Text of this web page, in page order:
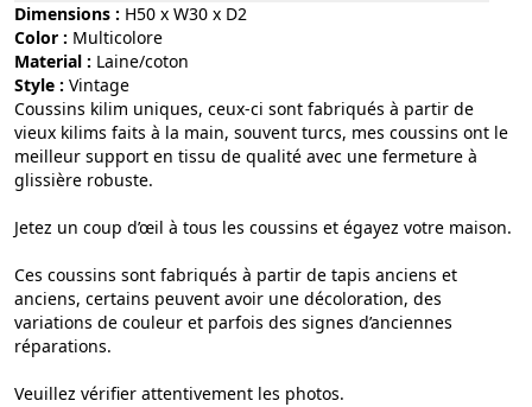
Dimensions : H50 x W30 x D2
Color :
multicolore
Material :
laine/coton
Style :
vintage
Coussins kilim uniques, ceux-ci sont fabriqués à partir de
vieux kilims faits à la main, souvent turcs, mes coussins ont le
meilleur support en tissu de qualité avec une fermeture à
glissière robuste.
Jetez un coup d’œil à tous les coussins et égayez votre maison.
Ces coussins sont fabriqués à partir de tapis anciens et
anciens, certains peuvent avoir une décoloration, des
variations de couleur et parfois des signes d’anciennes
réparations.
Veuillez vérifier attentivement les photos.